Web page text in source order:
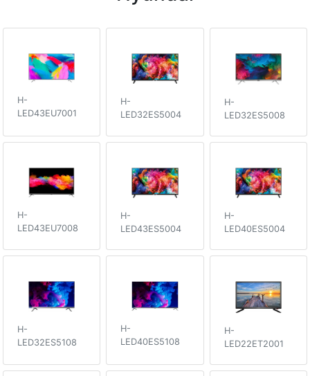
H-
LED43EU7001
H-
LED32ES5004
H-
LED32ES5008
H-
LED43EU7008
H-
LED43ES5004
H-
LED40ES5004
H-
LED32ES5108
H-
LED40ES5108
H-
LED22ET2001